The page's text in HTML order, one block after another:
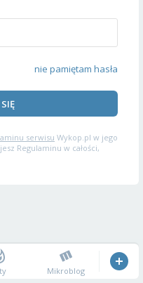
nie pamiętam hasła
serwisu Wykop.pl w jego
Regulaminu w całości,
Mikroblog